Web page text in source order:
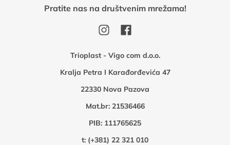
Trioplast - Vigo com d.o.o.
Kralja Petra I Karađorđevića 47
22330 Nova Pazova
Mat.br: 21536466
PIB: 111765625
t: (+381) 22 321 010
Pratite nas na društvenim mrežama!